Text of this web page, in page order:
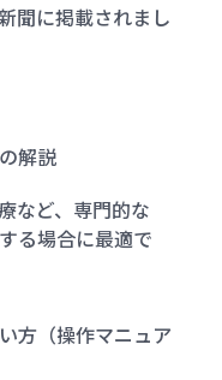
聞に掲載されまし
解説
など、専門的な
る場合に最適で
方（操作マニュア